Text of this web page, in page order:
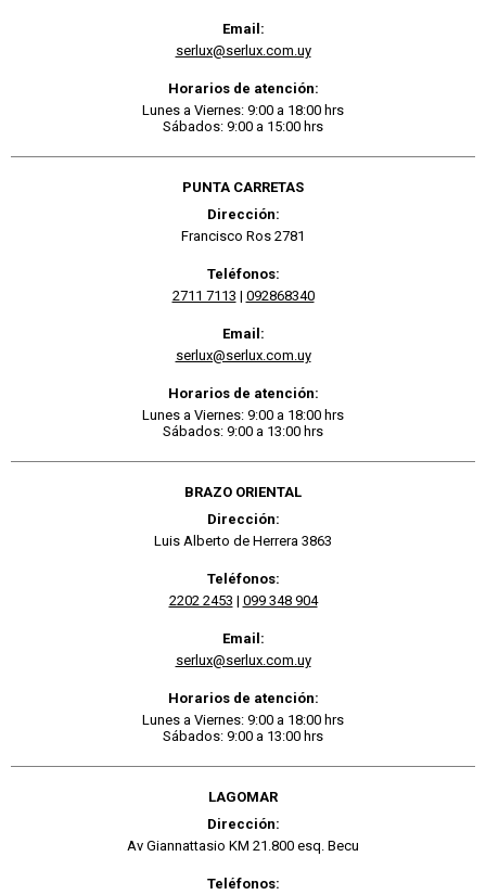
Email:
serlux@serlux.com.uy
Horarios de atención:
Lunes a Viernes: 9:00 a 18:00 hrs
Sábados: 9:00 a 15:00 hrs
PUNTA CARRETAS
Dirección:
Francisco Ros 2781
Teléfonos:
2711 7113 | 092868340
Email:
serlux@serlux.com.uy
Horarios de atención:
Lunes a Viernes: 9:00 a 18:00 hrs
Sábados: 9:00 a 13:00 hrs
BRAZO ORIENTAL
Dirección:
Luis Alberto de Herrera 3863
Teléfonos:
2202 2453 | 099 348 904
Email:
serlux@serlux.com.uy
Horarios de atención:
Lunes a Viernes: 9:00 a 18:00 hrs
Sábados: 9:00 a 13:00 hrs
LAGOMAR
Dirección:
Av Giannattasio KM 21.800 esq. Becu
Teléfonos: